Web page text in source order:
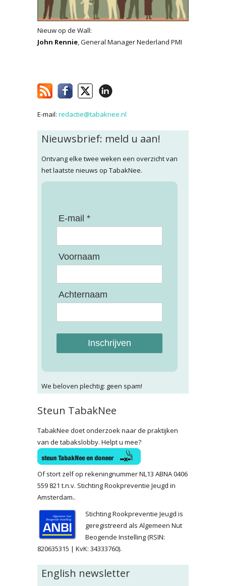
Nieuw op de Wall:
John Rennie, General Manager Nederland PMI
E-mail: redactie@tabaknee.nl
Nieuwsbrief: meld u aan!
Ontvang elke twee weken een overzicht van
het laatste nieuws op TabakNee.
E-mail *
Voornaam
Achternaam
Inschrijven
We beloven plechtig: geen spam!
Steun TabakNee
TabakNee doet onderzoek naar de praktijken
van de tabakslobby. Helpt u mee?
Of stort zelf op rekeningnummer NL13 ABNA 0406
559 821 t.n.v. Stichting Rookpreventie Jeugd in
Amsterdam..
Stichting Rookpreventie Jeugd is
geregistreerd als Algemeen Nut
Beogende Instelling (RSIN:
820635315 | KvK: 34333760).
English newsletter